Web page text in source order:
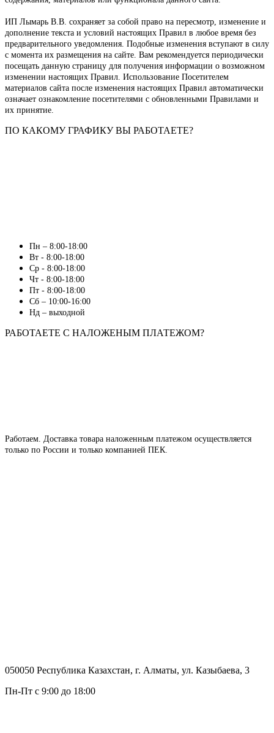
ИП Лымарь В.В. сохраняет за собой право на пересмотр, изменение и
дополнение текста и условий настоящих Правил в любое время без
предварительного уведомления. Подобные изменения вступают в силу
с момента их размещения на сайте. Вам рекомендуется периодически
посещать данную страницу для получения информации о возможном
изменении настоящих Правил. Использование Посетителем
материалов сайта после изменения настоящих Правил автоматически
означает ознакомление посетителями с обновленными Правилами и
их принятие.
ПО КАКОМУ ГРАФИКУ ВЫ РАБОТАЕТЕ?
Пн – 8:00-18:00
Вт - 8:00-18:00
Ср - 8:00-18:00
Чт - 8:00-18:00
Пт - 8:00-18:00
Сб – 10:00-16:00
Нд – выходной
РАБОТАЕТЕ С НАЛОЖЕНЫМ ПЛАТЕЖОМ?
Работаем. Доставка товара наложенным платежом осуществляется
только по России и только компанией ПЕК.
050050 Республика Казахстан, г. Алматы, ул. Казыбаева, 3
Пн-Пт с 9:00 до 18:00